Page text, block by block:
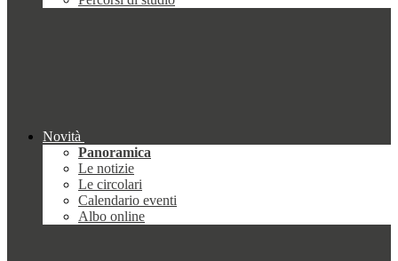
Novità
Panoramica
Le notizie
Le circolari
Calendario eventi
Albo online